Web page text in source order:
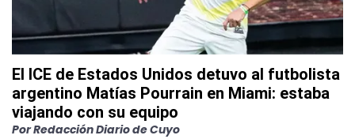
El ICE de Estados Unidos detuvo al futbolista
argentino Matías Pourrain en Miami: estaba
viajando con su equipo
PorRedacción Diario de Cuyo